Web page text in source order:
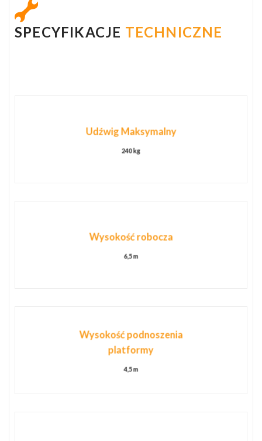
SPECYFIKACJE TECHNICZNE
Udźwig Maksymalny
240 kg
Wysokość robocza
6,5 m
Wysokość podnoszenia
platformy
4,5 m